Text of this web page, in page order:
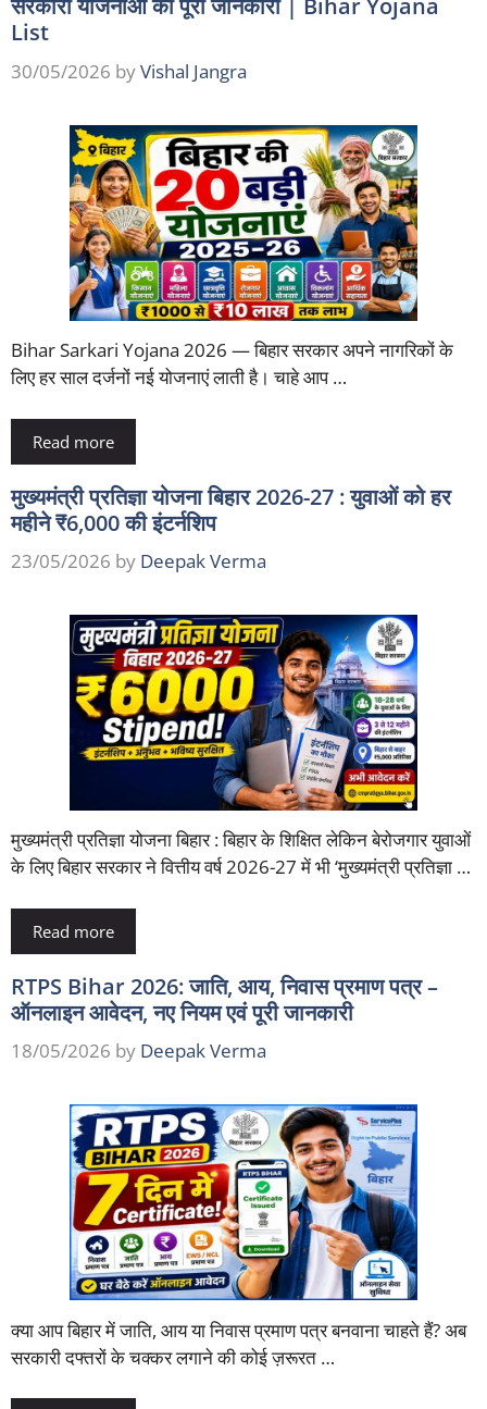
सरकारी योजनाओं की पूरी जानकारी | Bihar Yojana
List
30/05/2026 byVishal Jangra
Bihar Sarkari Yojana 2026 — बिहार सरकार अपने नागरिकों के
लिए हर साल दर्जनों नई योजनाएं लाती है। चाहे आप …
Read more
मुख्यमंत्री प्रतिज्ञा योजना बिहार 2026-27 : युवाओं को हर
महीने ₹6,000 की इंटर्नशिप
23/05/2026 by Deepak Verma
मुख्यमंत्री प्रतिज्ञा योजना बिहार : बिहार के शिक्षित लेकिन बेरोजगार युवाओं
के लिए बिहार सरकार ने वित्तीय वर्ष 2026-27 में भी ‘मुख्यमंत्री प्रतिज्ञा …
Read more
RTPS Bihar 2026: जाति, आय, निवास प्रमाण पत्र –
ऑनलाइन आवेदन, नए नियम एवं पूरी जानकारी
18/05/2026 by Deepak Verma
क्या आप बिहार में जाति, आय या निवास प्रमाण पत्र बनवाना चाहते हैं? अब
सरकारी दफ्तरों के चक्कर लगाने की कोई ज़रूरत …